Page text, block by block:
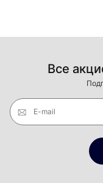
Все
E-mail